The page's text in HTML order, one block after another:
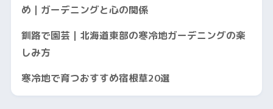
め｜ガーデニングと心の関係
釧路で園芸｜北海道東部の寒冷地ガーデニングの楽
しみ方
寒冷地で育つおすすめ宿根草20選